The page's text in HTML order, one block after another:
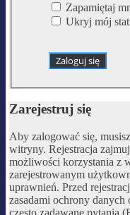
Zapamiętaj
Ukryj mój
Zarejestruj się
Aby zalogować się,
witryny. Rejestracja
możliwości korzystania z
zarejestrowanym
uprawnień. Przed
zasadami ochrony